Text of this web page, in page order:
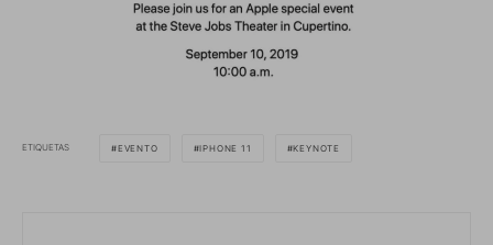
ETIQUETAS EVENTO IPHONE 11 KEYNOTE